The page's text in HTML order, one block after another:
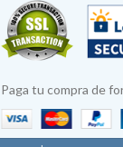
Paga tu compra de